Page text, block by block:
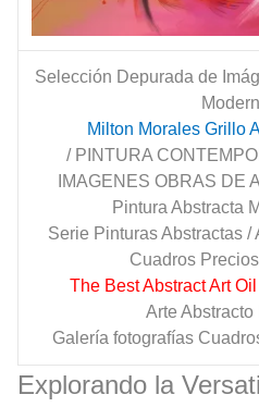
Selección Depurada de
Milton Morales Grillo
/ PINTURA
IMAGENES OBRAS DE
Pintura Abstracta
Serie Pinturas Abstractas /
Cuadros
The Best Abstract Art
Arte Abstracto
Galería fotografías
Explorando la